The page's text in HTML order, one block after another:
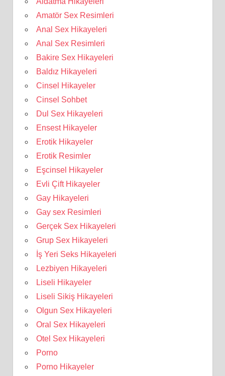
Amatör Sex Resimleri
Anal Sex Hikayeleri
Anal Sex Resimleri
Bakire Sex Hikayeleri
Baldız Hikayeleri
Cinsel Hikayeler
Cinsel Sohbet
Dul Sex Hikayeleri
Ensest Hikayeler
Erotik Hikayeler
Erotik Resimler
Eşcinsel Hikayeler
Evli Çift Hikayeler
Gay Hikayeleri
Gay sex Resimleri
Gerçek Sex Hikayeleri
Grup Sex Hikayeleri
İş Yeri Seks Hikayeleri
Lezbiyen Hikayeleri
Liseli Hikayeler
Liseli Sikiş Hikayeleri
Olgun Sex Hikayeleri
Oral Sex Hikayeleri
Otel Sex Hikayeleri
Porno
Porno Hikayeler